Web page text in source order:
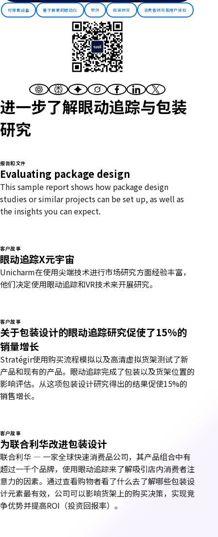
可穿戴设备 基于屏幕的眼动仪 软件 包装研究 消费者研究和用户体验
进一步了解眼动追踪与包装
研究
报告和文件
Evaluating package design
This sample report shows how package design
studies or similar projects can be set up, as well as
the insights you can expect.
客户故事
眼动追踪X元宇宙
Unicharm在使用尖端技术进行市场研究方面经验丰富，
他们决定使用眼动追踪和VR技术来开展研究。
客户故事
关于包装设计的眼动追踪研究促使了15%的
销量增长
Stratégir使用购买流程模拟以及高清虚拟货架测试了新
产品和现有的产品。眼动追踪完成了包装以及货架位置的
影响评估。从这项包装设计研究得出的结果促使15%的
销售增长。
客户故事
为联合利华改进包装设计
联合利华 — 一家全球快速消费品公司，其产品组合中有
超过一千个品牌，使用眼动追踪来了解吸引店内消费者注
意力的因素。通过查看购物者看了什么去了解哪些包装设
计元素最有效，公司可以影响货架上的购买决策，实现竞
争优势并提高ROI（投资回报率）。